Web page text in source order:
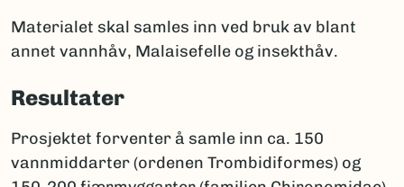
Materialet skal samles inn ved bruk av blant
annet vannhåv, Malaisefelle og insekthåv.
Resultater
Prosjektet forventer å samle inn ca. 150
vannmiddarter (ordenen Trombidiformes) og